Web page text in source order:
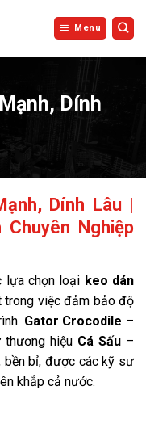
Menu
Dính
Dính Lâu |
Chuyên Nghiệp
lựa chọn loại keo dán
trong việc đảm bảo độ
Gator Crocodile –
hiệu Cá Sấu –
bền bỉ, được các kỹ sư
khắp cả nước.